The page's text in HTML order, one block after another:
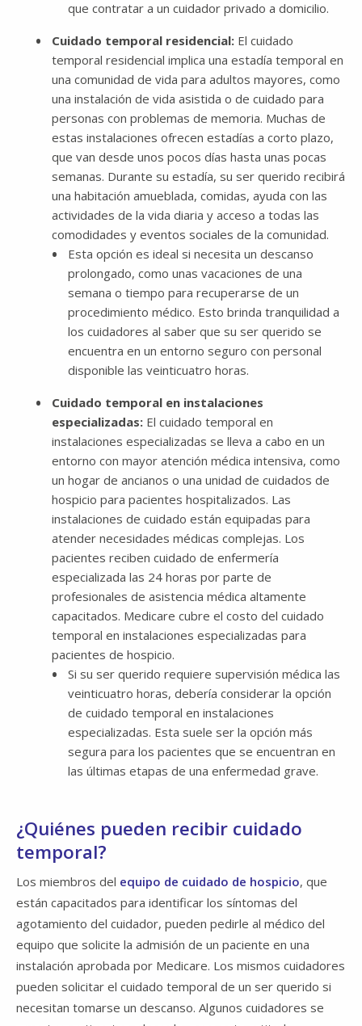
que contratar a un cuidador privado a domicilio.
Cuidado temporal residencial: El cuidado
temporal residencial implica una estadía temporal en
una comunidad de vida para adultos mayores, como
una instalación de vida asistida o de cuidado para
personas con problemas de memoria. Muchas de
estas instalaciones ofrecen estadías a corto plazo,
que van desde unos pocos días hasta unas pocas
semanas. Durante su estadía, su ser querido recibirá
una habitación amueblada, comidas, ayuda con las
actividades de la vida diaria y acceso a todas las
comodidades y eventos sociales de la comunidad.
Esta opción es ideal si necesita un descanso
prolongado, como unas vacaciones de una
semana o tiempo para recuperarse de un
procedimiento médico. Esto brinda tranquilidad a
los cuidadores al saber que su ser querido se
encuentra en un entorno seguro con personal
disponible las veinticuatro horas.
Cuidado temporal en instalaciones
especializadas: El cuidado temporal en
instalaciones especializadas se lleva a cabo en un
entorno con mayor atención médica intensiva, como
un hogar de ancianos o una unidad de cuidados de
hospicio para pacientes hospitalizados.​​​​​​​ Las
instalaciones de cuidado están equipadas para
atender necesidades médicas complejas. Los
pacientes reciben cuidado de enfermería
especializada las 24 horas por parte de
profesionales de asistencia médica altamente
capacitados. Medicare cubre el costo del cuidado
temporal en instalaciones especializadas para
pacientes de hospicio.
Si su ser querido requiere supervisión médica las
veinticuatro horas, debería considerar la opción
de cuidado temporal en instalaciones
especializadas. Esta suele ser la opción más
segura para los pacientes que se encuentran en
las últimas etapas de una enfermedad grave.
¿Quiénes pueden recibir cuidado
temporal?
Los miembros del equipo de cuidado de hospicio, que
están capacitados para identificar los síntomas del
agotamiento del cuidador, pueden pedirle al médico del
equipo que solicite la admisión de un paciente en una
instalación aprobada por Medicare. Los mismos cuidadores
pueden solicitar el cuidado temporal de un ser querido si
necesitan tomarse un descanso. Algunos cuidadores se